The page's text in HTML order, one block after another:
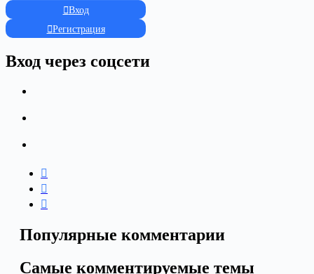
Вход
Регистрация
Вход через соцсети
Популярные комментарии
Самые комментируемые темы